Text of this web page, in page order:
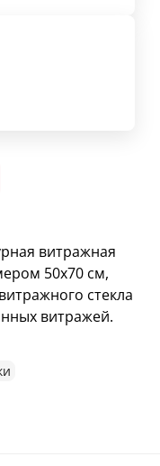
витражная
50х70 см,
стекла
витражей.